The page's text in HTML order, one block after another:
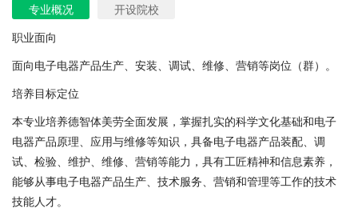
专业概况
开设院校
职业面向
面向电子电器产品生产、安装、调试、维修、营销等岗位（群）。
培养目标定位
本专业培养德智体美劳全面发展，掌握扎实的科学文化基础和电子
电器产品原理、应用与维修等知识，具备电子电器产品装配、调
试、检验、维护、维修、营销等能力，具有工匠精神和信息素养，
能够从事电子电器产品生产、技术服务、营销和管理等工作的技术
技能人才。